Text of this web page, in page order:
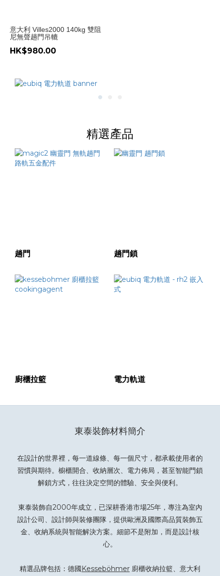
意大利 Villes2000 140kg 雙阻
尼無聲趟門吊轆
HK$980.00
精選產品
趟門 趟門鎖
廚櫃拉籃 電力軌道
東泰裝飾材料簡介
在設計的世界裡，每一道線條、每一個尺寸，都承載使用者的
習慣與期待。櫥櫃開合、收納層次、電力佈局，甚至智能門鎖
解鎖方式，往往決定空間的體驗、安全與便利。
東泰裝飾自2000年成立，已深耕香港市場25年，專注為室內
設計公司、設計師與裝修團隊，提供歐洲及國際高品質裝飾五
金、收納系統與智能解決方案。細節不是附加，而是設計核
心。
精選品牌包括：德國 Kesseböhmer 廚櫃收納拉籃、意大利